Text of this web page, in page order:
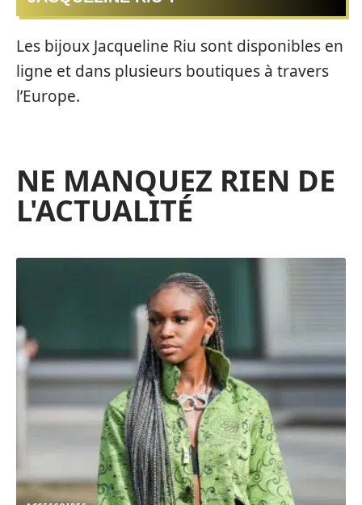
Les bijoux Jacqueline Riu sont disponibles en
ligne et dans plusieurs boutiques à travers
l’Europe.
NE MANQUEZ RIEN DE
L'ACTUALITÉ